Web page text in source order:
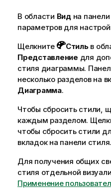
и
и
В области Видна панели
параметров для
Щелкните
Стильв
Представление для
стиля диаграммы.
несколько разделов на
Диаграмма.
Чтобы сбросить стили,
каждым разделом.
чтобы сбросить стили
вкладок на панели стиля.
Для получения общих
стиля отдельной
Применение